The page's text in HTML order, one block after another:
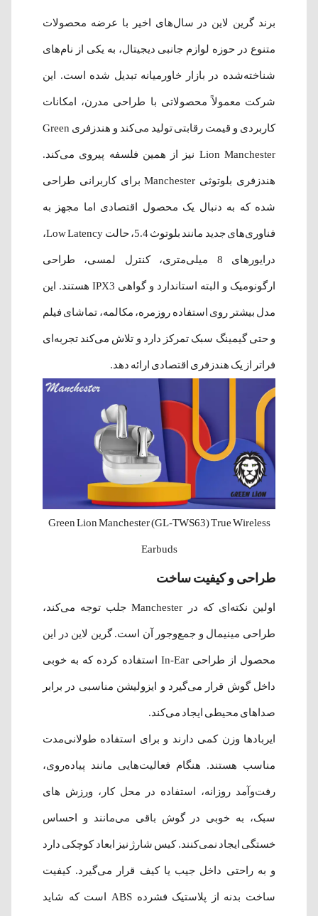
برند گرین لاین در سال‌های اخیر با عرضه محصولات
متنوع در حوزه لوازم جانبی دیجیتال، به یکی از نام‌های
شناخته‌شده در بازار خاورمیانه تبدیل شده است. این
شرکت معمولاً محصولاتی با طراحی مدرن، امکانات
کاربردی و قیمت رقابتی تولید می‌کند و هندزفری Green
Lion Manchester نیز از همین فلسفه پیروی می‌کند.
هندزفری بلوتوثی Manchester برای کاربرانی طراحی
شده که به دنبال یک محصول اقتصادی اما مجهز به
فناوری‌های جدید مانند بلوتوث 5.4، حالت Low Latency،
درایورهای 8 میلی‌متری، کنترل لمسی، طراحی
ارگونومیک و البته استاندارد و گواهی IPX3 هستند. این
مدل بیشتر روی استفاده روزمره، مکالمه، تماشای فیلم
و حتی گیمینگ سبک تمرکز دارد و تلاش می‌کند تجربه‌ای
فراتر از یک هندزفری اقتصادی ارائه دهد.
Green Lion Manchester (GL-TWS63) True Wireless
Earbuds
طراحی و کیفیت ساخت
اولین نکته‌ای که در Manchester جلب توجه می‌کند،
طراحی مینیمال و جمع‌وجور آن است. گرین لاین در این
محصول از طراحی In-Ear استفاده کرده که به خوبی
داخل گوش قرار می‌گیرد و ایزولیشن مناسبی در برابر
صداهای محیطی ایجاد می‌کند.
ایربادها وزن کمی دارند و برای استفاده طولانی‌مدت
مناسب هستند. هنگام فعالیت‌هایی مانند پیاده‌روی،
رفت‌وآمد روزانه، استفاده در محل کار، ورزش های
سبک، به خوبی در گوش باقی می‌مانند و احساس
خستگی ایجاد نمی‌کنند. کیس شارژ نیز ابعاد کوچکی دارد
و به راحتی داخل جیب یا کیف قرار می‌گیرد. کیفیت
ساخت بدنه از پلاستیک فشرده ABS است که شاید